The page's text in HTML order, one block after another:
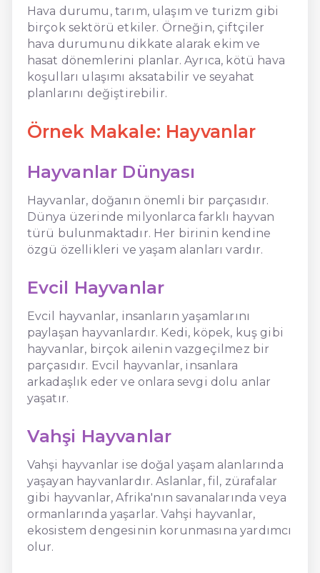
Hava durumu, tarım, ulaşım ve turizm gibi
birçok sektörü etkiler. Örneğin, çiftçiler
hava durumunu dikkate alarak ekim ve
hasat dönemlerini planlar. Ayrıca, kötü hava
koşulları ulaşımı aksatabilir ve seyahat
planlarını değiştirebilir.
Örnek Makale: Hayvanlar
Hayvanlar Dünyası
Hayvanlar, doğanın önemli bir parçasıdır.
Dünya üzerinde milyonlarca farklı hayvan
türü bulunmaktadır. Her birinin kendine
özgü özellikleri ve yaşam alanları vardır.
Evcil Hayvanlar
Evcil hayvanlar, insanların yaşamlarını
paylaşan hayvanlardır. Kedi, köpek, kuş gibi
hayvanlar, birçok ailenin vazgeçilmez bir
parçasıdır. Evcil hayvanlar, insanlara
arkadaşlık eder ve onlara sevgi dolu anlar
yaşatır.
Vahşi Hayvanlar
Vahşi hayvanlar ise doğal yaşam alanlarında
yaşayan hayvanlardır. Aslanlar, fil, zürafalar
gibi hayvanlar, Afrika'nın savanalarında veya
ormanlarında yaşarlar. Vahşi hayvanlar,
ekosistem dengesinin korunmasına yardımcı
olur.